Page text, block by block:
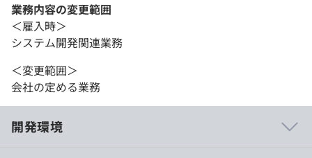
業務内容の変更範囲
＜雇入時＞
システム開発関連業務
＜変更範囲＞
会社の定める業務
開発環境